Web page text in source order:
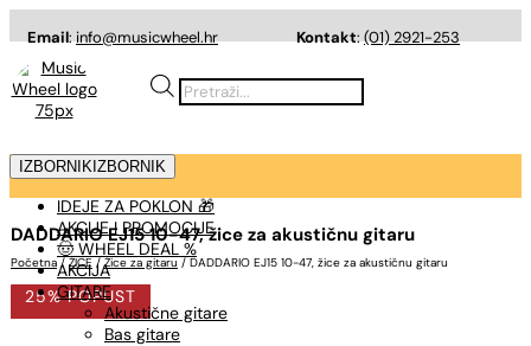
Email:info@musicwheel.hr Kontakt:(01) 2921-253
Products
search
IZBORNIK IZBORNIK
IDEJE ZA POKLON 🎁
AKCIJE I PROMOCIJE
🤠 WHEEL DEAL %
AKCIJA
GITARE
Akustične gitare
Bas gitare
DADDARIO EJ15 10-47, žice za akustičnu gitaru
Početna / ŽICE /Žice za gitaru / DADDARIO EJ15 10-47, žice za akustičnu gitaru
25% POPUST